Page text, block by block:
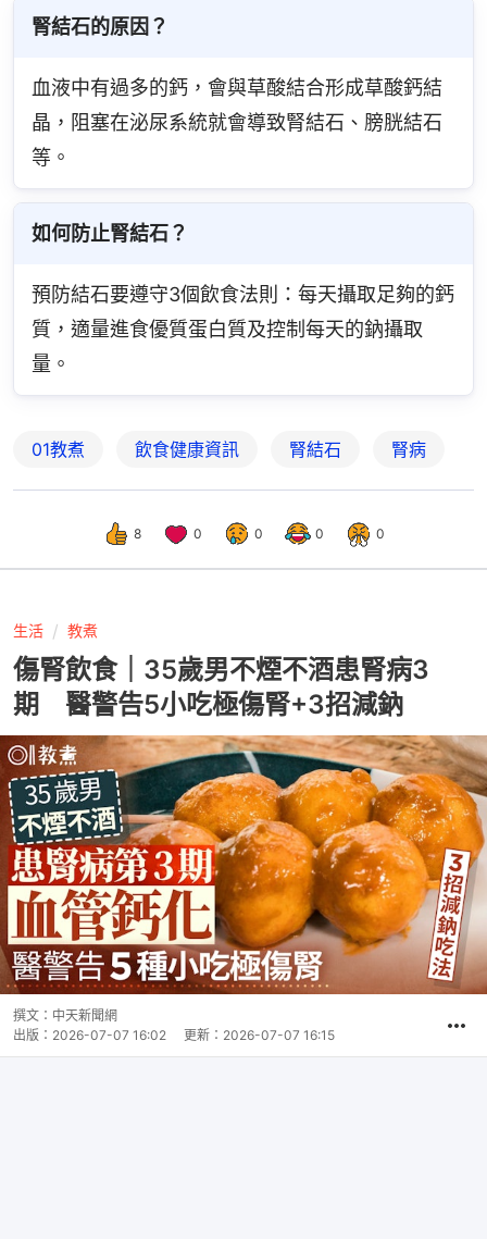
腎結石的原因？
血液中有過多的鈣，會與草酸結合形成草酸鈣結
晶，阻塞在泌尿系統就會導致腎結石、膀胱結石
等。
如何防止腎結石？
預防結石要遵守3個飲食法則：每天攝取足夠的鈣
質，適量進食優質蛋白質及控制每天的鈉攝取
量。
01教煮 飲食健康資訊 腎結石 腎病
8 0 0 0 0
生活 教煮
傷腎飲食｜35歲男不煙不酒患腎病3
期 醫警告5小吃極傷腎+3招減鈉
撰文： 中天新聞網
出版： 2026-07-07 16:02 更新： 2026-07-07 16:15